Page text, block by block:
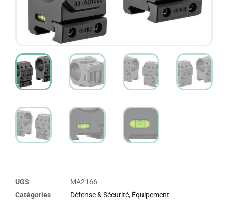
UGS
MA2166
Catégories
Défense & Sécurité, Équipement